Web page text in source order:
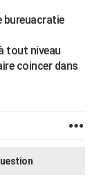
bureuacratie
tout niveau
coincer dans